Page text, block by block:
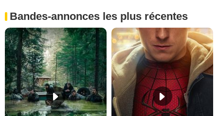
Bandes-annonces les plus récentes